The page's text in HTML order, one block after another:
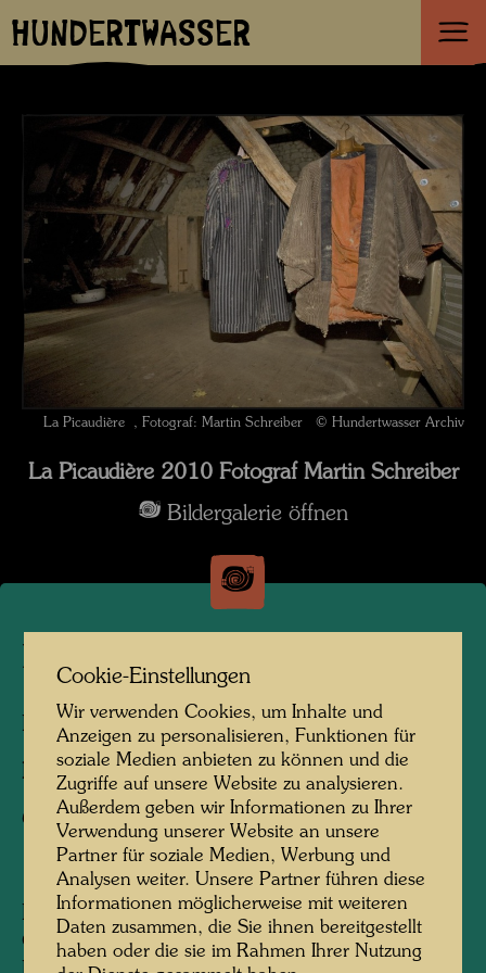
HUNDERTWASSER
La Picaudière , Fotograf: Martin Schreiber © Hundertwasser Archiv
La Picaudière 2010 Fotograf Martin Schreiber
Bildergalerie öffnen
La Picaudière
La Pacaudière, Frankreich, 2010
Fotograf:Martin Schreiber
Copyright:Hundertwasser Archiv
Den Bauernhof La Picaudière, gelegen an der
Grenze von Normandie und Persche, hat
Cookie-Einstellungen
Wir verwenden Cookies, um Inhalte und
Anzeigen zu personalisieren, Funktionen für
soziale Medien anbieten zu können und die
Zugriffe auf unsere Website zu analysieren.
Außerdem geben wir Informationen zu Ihrer
Verwendung unserer Website an unsere
Partner für soziale Medien, Werbung und
Analysen weiter. Unsere Partner führen diese
Informationen möglicherweise mit weiteren
Daten zusammen, die Sie ihnen bereitgestellt
haben oder die sie im Rahmen Ihrer Nutzung